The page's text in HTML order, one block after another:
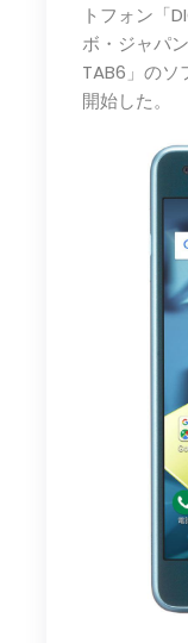
トフォン「
ボ・ジャパ
TAB6」のソ
開始した。